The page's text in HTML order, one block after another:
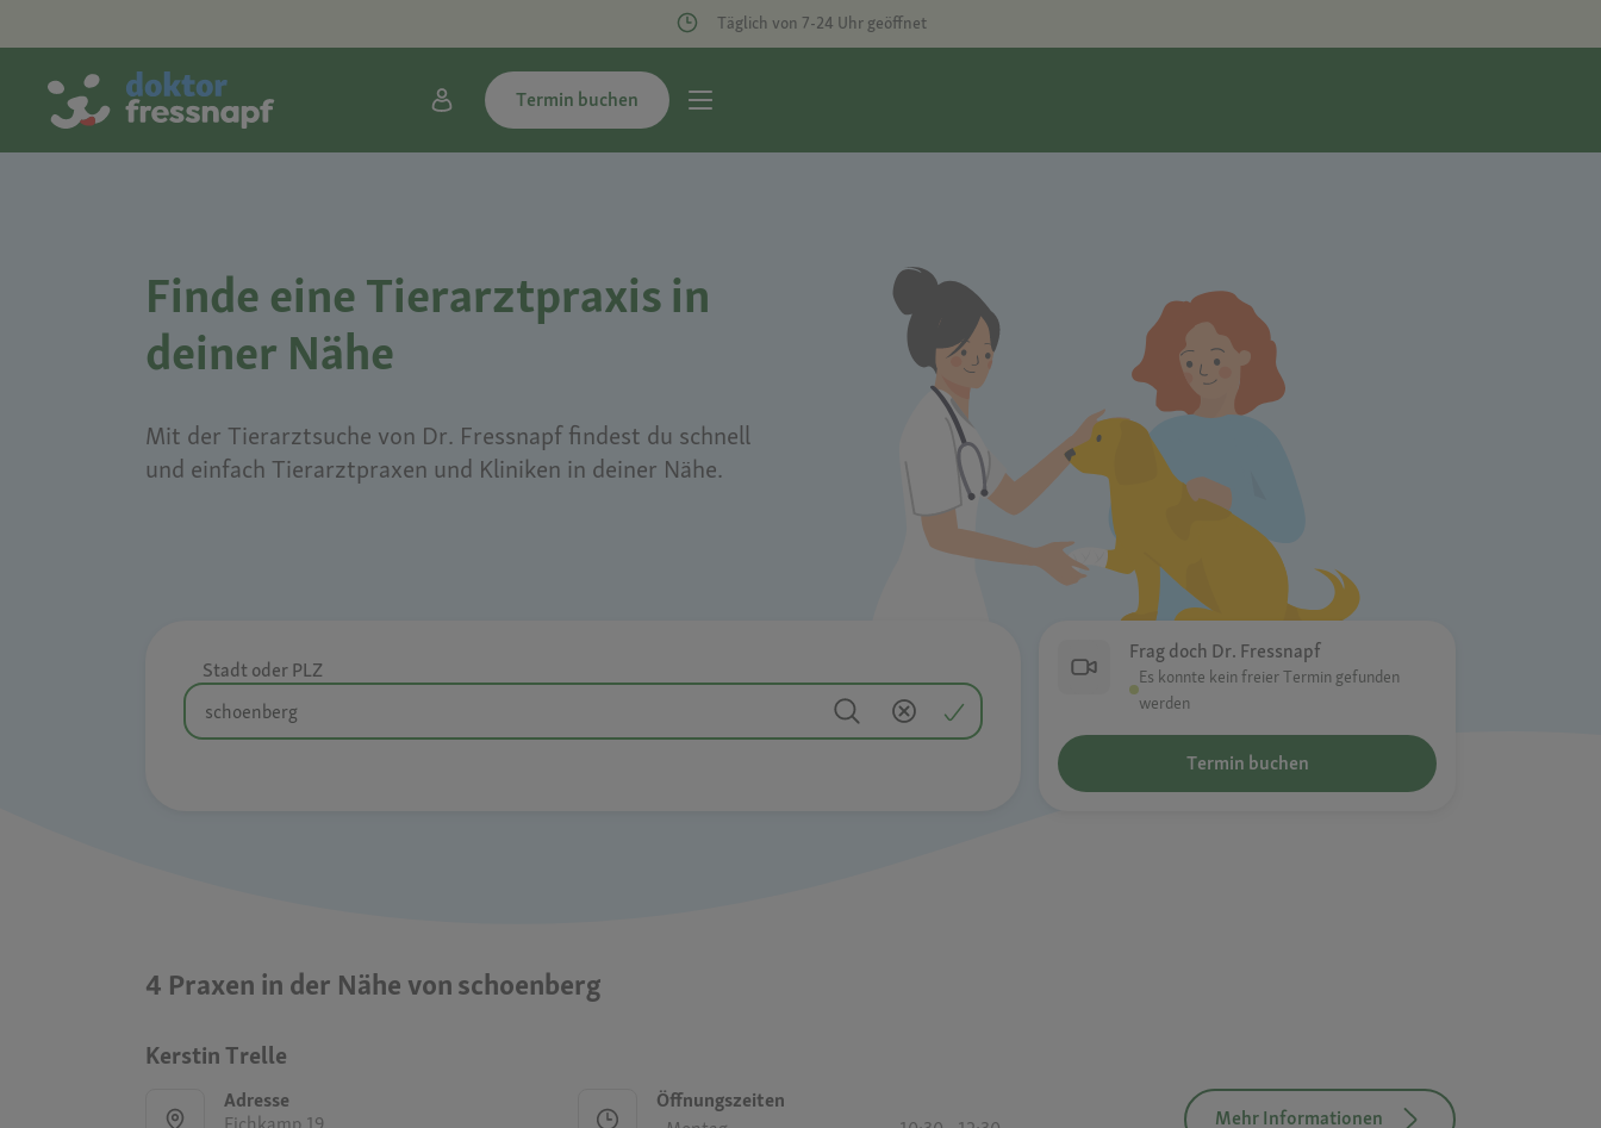
Täglich von 7-24 Uhr geöffnet
Termin buchen
Finde eine Tierarztpraxis in
deiner Nähe
Mit der Tierarztsuche von Dr. Fressnapf findest du schnell
und einfach Tierarztpraxen und Kliniken in deiner Nähe.
Stadt oder PLZ
Frag doch Dr. Fressnapf
Es konnte kein freier Termin gefunden
werden
Termin buchen
4 Praxen in der Nähe von schoenberg
Kerstin Trelle
Adresse
Öffnungszeiten
Mehr Informationen